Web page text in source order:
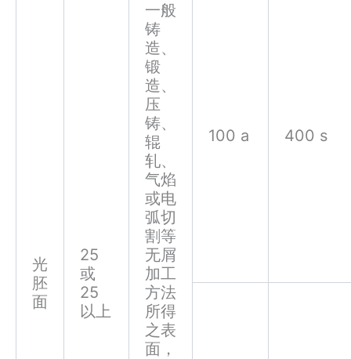
光
胚
面
25
或
25
以上
一般
铸
造、
锻
造、
压
铸、
辊
轧、
气焰
或电
弧切
割等
无屑
加工
方法
所得
之表
面，
100 a 400 s